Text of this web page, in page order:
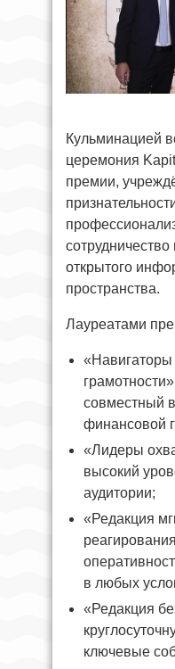
Кульминацией
церемония
премии,
открытого
пространства.
Лауреатами
совместный
финансовой
«Лидеры
высокий
аудитории;
«Редакция
в любых
«Редакция
ключевые